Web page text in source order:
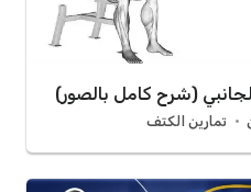
(شرح كامل بالصور)
تمارين الكتف